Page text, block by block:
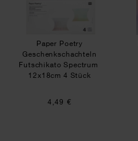
Paper Poetry
Geschenkschachteln
Futschikato Spectrum
12x18cm 4 Stück
4,49 €